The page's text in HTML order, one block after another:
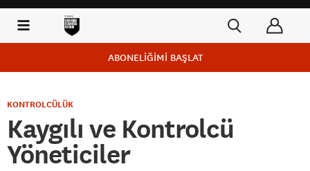
ABONELİĞİMİ BAŞLAT
KONTROLCÜLÜK
Kaygılı ve Kontrolcü
Yöneticiler